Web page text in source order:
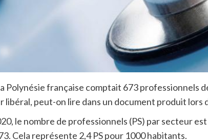
Polynésie française comptait 673 professionnels
libéral, peut-on lire dans un document produit lors
le nombre de professionnels (PS) par secteur
Cela représente 2,4 PS pour 1000 habitants.